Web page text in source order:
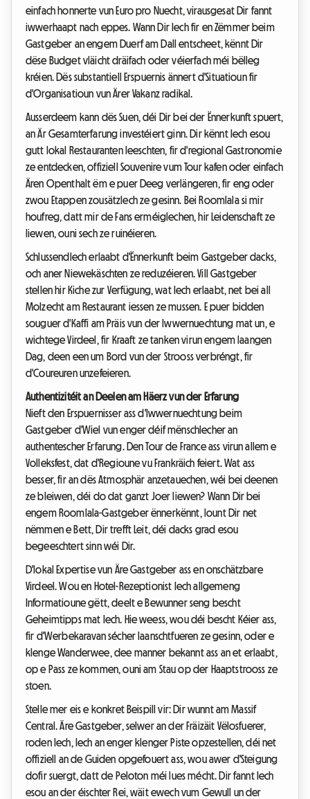
einfach honnerte vun Euro pro Nuecht, virausgesat Dir fannt
iwwerhaapt nach eppes. Wann Dir Iech fir en Zëmmer beim
Gastgeber an engem Duerf am Dall entscheet, kënnt Dir
dëse Budget vläicht dräifach oder véierfach méi bëlleg
kréien. Dës substantiell Erspuernis ännert d'Situatioun fir
d'Organisatioun vun Ärer Vakanz radikal.
Ausserdeem kann dës Suen, déi Dir bei der Ënnerkunft spuert,
an Är Gesamterfarung investéiert ginn. Dir kënnt Iech esou
gutt lokal Restauranten leeschten, fir d'regional Gastronomie
ze entdecken, offiziell Souvenire vum Tour kafen oder einfach
Ären Openthalt ëm e puer Deeg verlängeren, fir eng oder
zwou Etappen zousätzlech ze gesinn. Bei Roomlala si mir
houfreg, datt mir de Fans erméiglechen, hir Leidenschaft ze
liewen, ouni sech ze ruinéieren.
Schlussendlech erlaabt d'Ënnerkunft beim Gastgeber dacks,
och aner Niewekäschten ze reduzéieren. Vill Gastgeber
stellen hir Kiche zur Verfügung, wat Iech erlaabt, net bei all
Molzecht am Restaurant iessen ze mussen. E puer bidden
souguer d'Kaffi am Präis vun der Iwwernuechtung mat un, e
wichtege Virdeel, fir Kraaft ze tanken virun engem laangen
Dag, deen een um Bord vun der Strooss verbréngt, fir
d'Coureuren unzefeieren.
Authentizitéit an Deelen am Häerz vun der Erfarung
Nieft den Erspuernisser ass d'Iwwernuechtung beim
Gastgeber d'Wiel vun enger déif mënschlecher an
authentescher Erfarung. Den Tour de France ass virun allem e
Volleksfest, dat d'Regioune vu Frankräich feiert. Wat ass
besser, fir an dës Atmosphär anzetauechen, wéi bei deenen
ze bleiwen, déi do dat ganzt Joer liewen? Wann Dir bei
engem Roomlala-Gastgeber ënnerkënnt, lount Dir net
nëmmen e Bett, Dir trefft Leit, déi dacks grad esou
begeeschtert sinn wéi Dir.
D'lokal Expertise vun Äre Gastgeber ass en onschätzbare
Virdeel. Wou en Hotel-Rezeptionist Iech allgemeng
Informatioune gëtt, deelt e Bewunner seng bescht
Geheimtipps mat Iech. Hie weess, wou déi bescht Kéier ass,
fir d'Werbekaravan sécher laanschtfueren ze gesinn, oder e
klenge Wanderwee, dee manner bekannt ass an et erlaabt,
op e Pass ze kommen, ouni am Stau op der Haaptstrooss ze
stoen.
Stelle mer eis e konkret Beispill vir: Dir wunnt am Massif
Central. Äre Gastgeber, selwer an der Fräizäit Vëlosfuerer,
roden Iech, Iech an enger klenger Piste opzestellen, déi net
offiziell an de Guiden opgefouert ass, wou awer d'Steigung
dofir suergt, datt de Peloton méi lues mécht. Dir fannt Iech
esou an der éischter Rei, wäit ewech vum Gewull un der